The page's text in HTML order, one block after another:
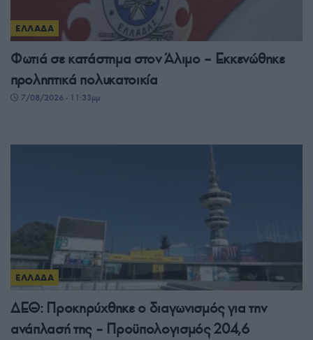
ΕΛΛΑΔΑ
Φωτιά σε κατάστημα στον Άλιμο – Εκκενώθηκε
προληπτικά πολυκατοικία
7/08/2026 - 11:33μμ
ΕΛΛΑΔΑ
ΔΕΘ: Προκηρύχθηκε ο διαγωνισμός για την
ανάπλασή της – Προϋπολογισμός 204,6